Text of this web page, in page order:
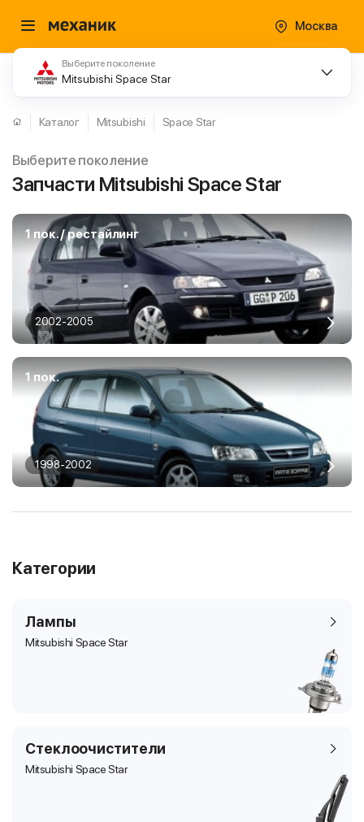
Москва
Выберите поколение
Mitsubishi Space Star
Каталог Mitsubishi Space Star
Выберите поколение
Запчасти Mitsubishi Space Star
1 пок. / рестайлинг
2002-2005
1 пок.
1998-2002
Категории
Лампы
Mitsubishi Space Star
Стеклоочистители
Mitsubishi Space Star